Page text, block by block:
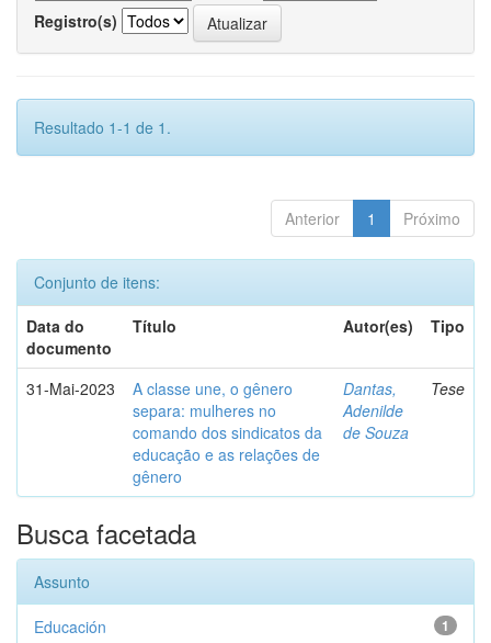
Registro(s)
Resultado 1-1 de 1.
Anterior 1 Próximo
Conjunto de itens:
Data do
documento
Título Autor(es) Tipo
31-Mai-2023
A classe une, o gênero
separa: mulheres no
comando dos sindicatos da
educação e as relações de
gênero
Dantas,
Adenilde
de Souza
Tese
Busca facetada
Assunto
1
Educación